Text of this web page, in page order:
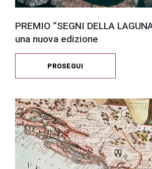
PREMIO “SEGNI DELLA
una nuova edizione
PROSEGUI